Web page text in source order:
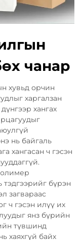
чанар
хувьд орчин
харгалзан
хангах
нь байгаль
хангасан ч гэсэн
тэдгээрийг бүрэн
загвараас
ч гэсэн илүү их
янз бүрийн
түвшинд
хаяхгүй байх